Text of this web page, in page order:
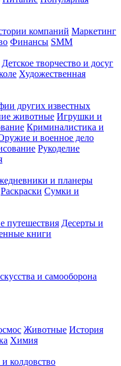
компаний Маркетинг
Финансы SMM
Детское творчество и досуг
Художественная
других известных
животные Игрушки и
Криминалистика и
и военное дело
Рукоделие
и планеры
Раскраски Сумки и
путешествия Десерты и
книги
и самооборона
Животные История
Химия
колдовство